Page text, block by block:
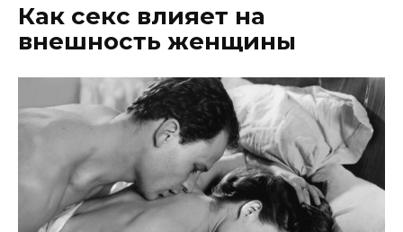
Как секс влияет на
внешность женщины